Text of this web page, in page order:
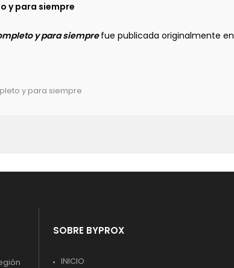
y para siempre
y para siemprefue publicada originalmente en
y para siempre
SOBRE BYPROX
INICIO